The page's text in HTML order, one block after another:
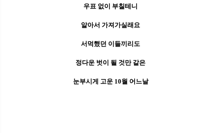
우표 없이 부칠테니
알아서 가져가실래요
서먹했던 이들끼리도
정다운 벗이 될 것만 같은
눈부시게 고운 10월 어느날